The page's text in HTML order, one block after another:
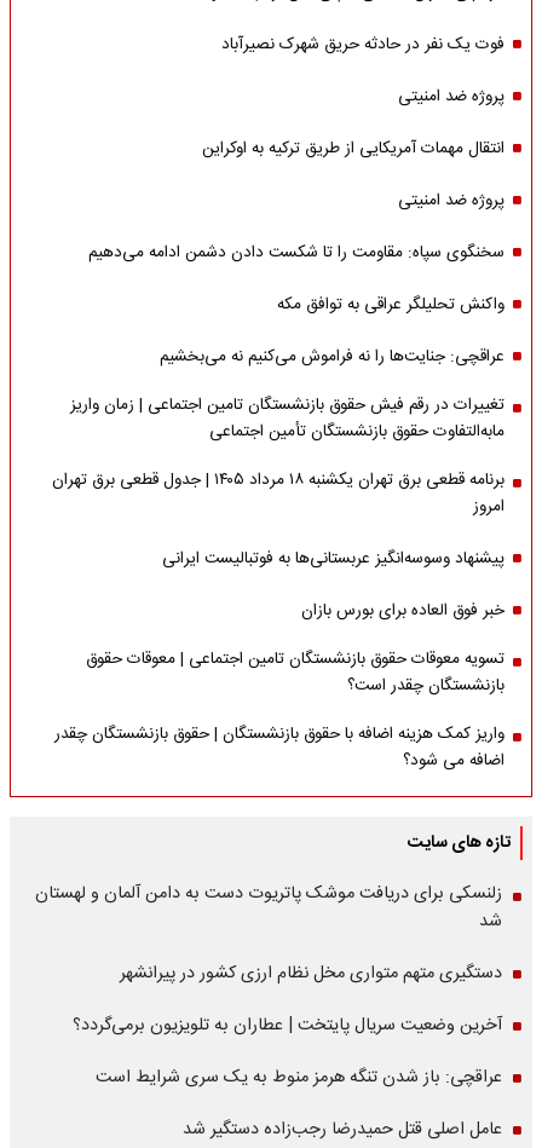
فوت یک نفر در حادثه حریق شهرک نصیرآباد
پروژه ضد امنیتی
انتقال مهمات آمریکایی از طریق ترکیه به اوکراین
پروژه ضد امنیتی
سخنگوی سپاه: مقاومت را تا شکست دادن دشمن ادامه می‌دهیم
واکنش تحلیلگر عراقی به توافق مکه
عراقچی: جنایت‌ها را نه فراموش می‌کنیم نه می‌بخشیم
تغییرات در رقم فیش حقوق بازنشستگان تامین اجتماعی | زمان واریز
مابه‌التفاوت حقوق بازنشستگان تأمین اجتماعی
برنامه قطعی برق تهران یکشنبه ۱۸ مرداد ۱۴۰۵ | جدول قطعی برق تهران
امروز
پیشنهاد وسوسه‌انگیز عربستانی‌ها به فوتبالیست ایرانی
خبر فوق العاده برای بورس بازان
تسویه معوقات حقوق بازنشستگان تامین اجتماعی | معوقات حقوق
بازنشستگان چقدر است؟
واریز کمک هزینه اضافه با حقوق بازنشستگان | حقوق بازنشستگان چقدر
اضافه می شود؟
تازه های سایت
زلنسکی برای دریافت موشک پاتریوت دست به دامن آلمان و لهستان
شد
دستگیری متهم متواری مخل نظام ارزی کشور در پیرانشهر
آخرین وضعیت سریال پایتخت | عطاران به تلویزیون برمی‌گردد؟
عراقچی: باز شدن تنگه هرمز منوط به یک سری شرایط است
عامل اصلی قتل حمیدرضا رجب‌زاده دستگیر شد